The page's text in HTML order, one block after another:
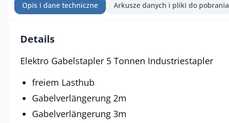
Opis i dane techniczne Arkusze danych i pliki do pobrania
Details
Elektro Gabelstapler 5 Tonnen Industriestapler
freiem Lasthub
Gabelverlängerung 2m
Gabelverlängerung 3m